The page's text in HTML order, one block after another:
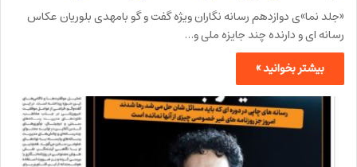
«جلد نما»ی دوازدهم رسانه نگاران ویژه گفت و گو بامهدی بلوریان عکاس
رسانه ای و دارنده چند جایزه ملی و…
بیشتر بخوانید »